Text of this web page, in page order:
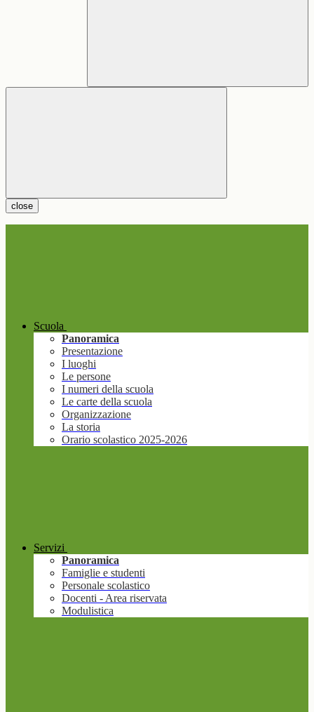
close
Scuola
Panoramica
Presentazione
I luoghi
Le persone
I numeri della scuola
Le carte della scuola
Organizzazione
La storia
Orario scolastico 2025-2026
Servizi
Panoramica
Famiglie e studenti
Personale scolastico
Docenti - Area riservata
Modulistica